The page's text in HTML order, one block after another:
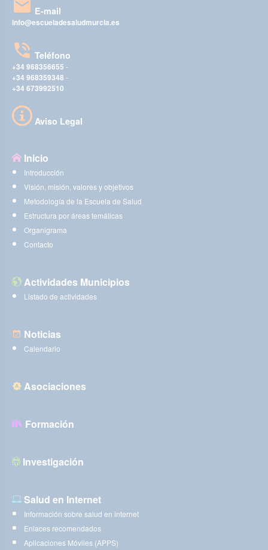
E-mail
info@escueladesaludmurcia.es
Teléfono
+34 968356655 -
+34 968359348 -
+34 673992510
Aviso Legal
Inicio
Introducción
Visión, misión, valores y objetivos
Metodología de la Escuela de Salud
Estructura por áreas temáticas
Organigrama
Contacto
Actividades Municipios
Listado de actividades
Noticias
Calendario
Asociaciones
Formación
Investigación
Salud en Internet
Información sobre salud en internet
Enlaces recomendados
Aplicaciones Móviles (APPS)